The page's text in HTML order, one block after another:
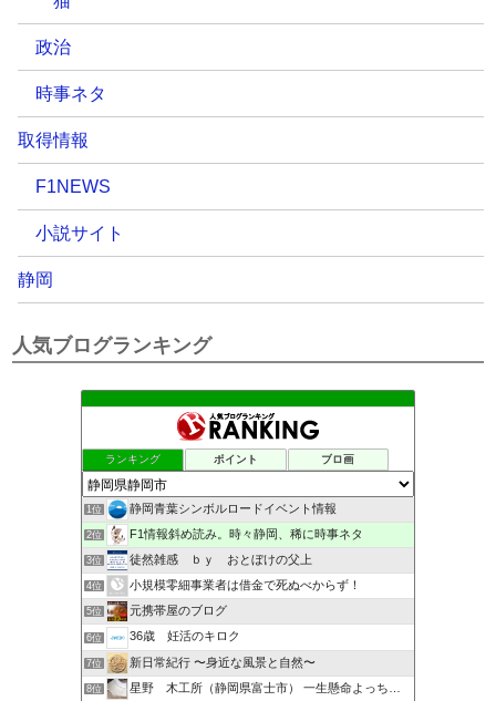
政治
時事ネタ
取得情報
F1NEWS
小説サイト
静岡
人気ブログランキング
ランキング ポイント ブロ画
1位 静岡青葉シンボルロードイベント情報
2位 F1情報斜め読み。時々静岡、稀に時事ネタ
3位 徒然雑感 ｂｙ おとぼけの父上
4位 小規模零細事業者は借金で死ぬべからず！
5位 元携帯屋のブログ
6位 36歳 妊活のキロク
7位 新日常紀行 〜身近な風景と自然〜
8位 星野 木工所（静岡県富士市） 一生懸命よっちんブログ